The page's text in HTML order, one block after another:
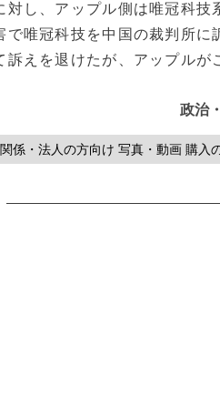
し、アップル側は唯冠科技
唯冠科技を中国の裁判所に
えを退けたが、アップルが
政治
係・法人の方向け 写真・動画 購入